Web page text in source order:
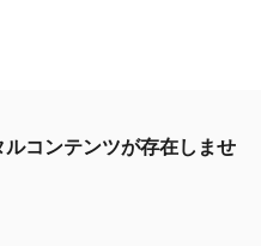
コンテンツが存在しませ